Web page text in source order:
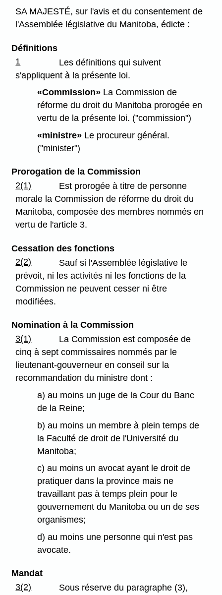
SA MAJESTÉ, sur l'avis et du consentement de
l'Assemblée législative du Manitoba, édicte :
Définitions
1
Les définitions qui suivent
s'appliquent à la présente loi.
«Commission» La Commission de
réforme du droit du Manitoba prorogée en
vertu de la présente loi. ("commission")
«ministre» Le procureur général.
("minister")
Prorogation de la Commission
2(1)
Est prorogée à titre de personne
morale la Commission de réforme du droit du
Manitoba, composée des membres nommés en
vertu de l'article 3.
Cessation des fonctions
2(2)
Sauf si l'Assemblée législative le
prévoit, ni les activités ni les fonctions de la
Commission ne peuvent cesser ni être
modifiées.
Nomination à la Commission
3(1)
La Commission est composée de
cinq à sept commissaires nommés par le
lieutenant-gouverneur en conseil sur la
recommandation du ministre dont :
a) au moins un juge de la Cour du Banc
de la Reine;
b) au moins un membre à plein temps de
la Faculté de droit de l'Université du
Manitoba;
c) au moins un avocat ayant le droit de
pratiquer dans la province mais ne
travaillant pas à temps plein pour le
gouvernement du Manitoba ou un de ses
organismes;
d) au moins une personne qui n'est pas
avocate.
Mandat
3(2)
Sous réserve du paragraphe (3),